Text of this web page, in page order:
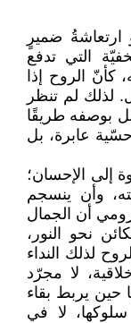
ضميرٍ
التي تدفع
كأنّ الروح إذا
لذلك لم تنظر
بوصفه طريقًا
حسّية عابرة، بل
إلى الإحسان؛
وأن ينسجم
أن الجمال
نحو النور،
لذلك النداء
لا مجرّد
حين يربط بقاء
سلوكها، لا في